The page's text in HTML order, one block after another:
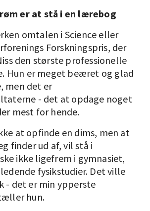
er at stå i en lærebog
omtalen i Science eller
Forskningspris, der
den største professionelle
Hun er meget beæret og glad
men det er
- det at opdage noget
mest for hende.
at opfinde en dims, men at
finder ud af, vil stå i
ikke ligefrem i gymnasiet,
fysikstudier. Det ville
- det er min ypperste
hun.